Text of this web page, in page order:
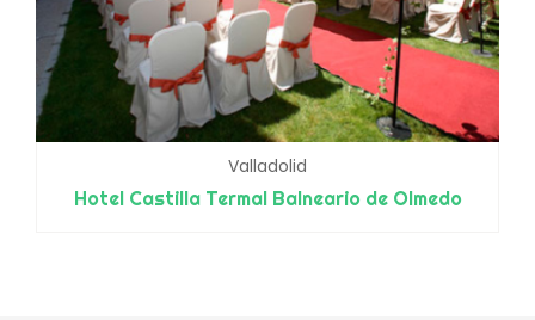
Valladolid
Hotel Castilla Termal Balneario de Olmedo